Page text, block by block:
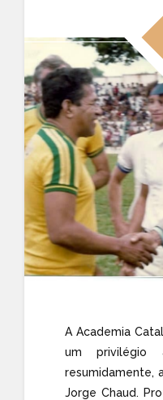
A Academia
um privilégio
resumidamente,
Jorge Chaud.